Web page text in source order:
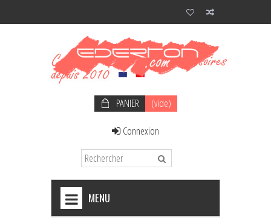
PANIER
(vide)
Connexion
MENU